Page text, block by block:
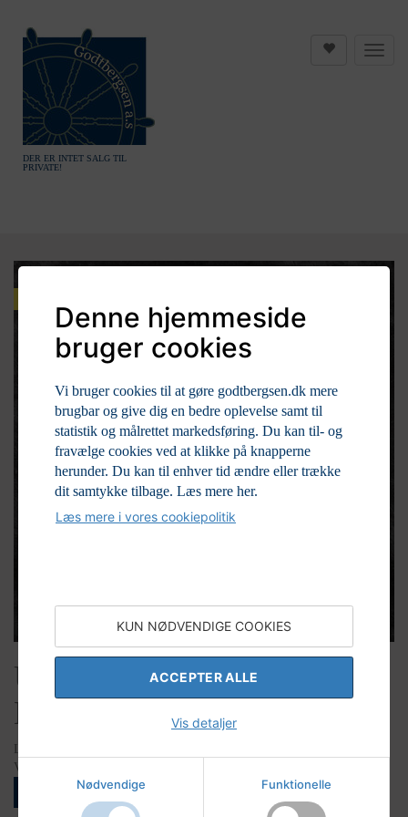
Denne hjemmeside
bruger cookies
Vi bruger cookies til at gøre godtbergsen.dk mere
brugbar og give dig en bedre oplevelse samt til
statistik og målrettet markedsføring. Du kan til- og
fravælge cookies ved at klikke på knapperne
herunder. Du kan til enhver tid ændre eller trække
dit samtykke tilbage. Læs mere her.
Læs mere i vores cookiepolitik
KUN NØDVENDIGE COOKIES
ACCEPTER ALLE
Vis detaljer
Nødvendige Funktionelle
DER ER INTET SALG TIL
PRIVATE!
Unika Vedhæng Sølv
M/RavPris pr stk.
Varenr:
LOGIN FOR AT SE PRISER